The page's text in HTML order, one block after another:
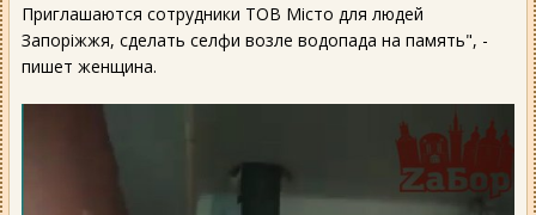
Приглашаются сотрудники ТОВ Мiсто для людей
Запоріжжя, сделать селфи возле водопада на память", -
пишет женщина.